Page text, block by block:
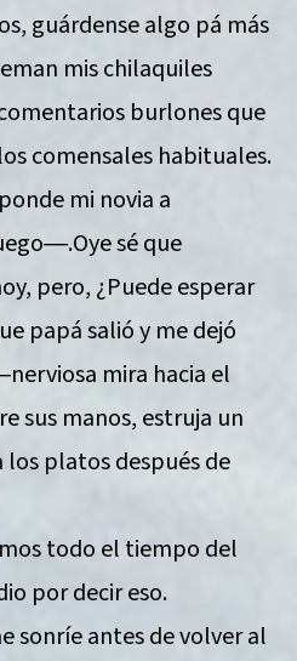
guárdense algo pá más
mis chilaquiles
burlones que
comensales habituales.
mi novia a
sé que
pero, ¿Puede esperar
papá salió y me dejó
mira hacia el
sus manos, estruja un
platos después de
todo el tiempo del
por decir eso.
antes de volver al